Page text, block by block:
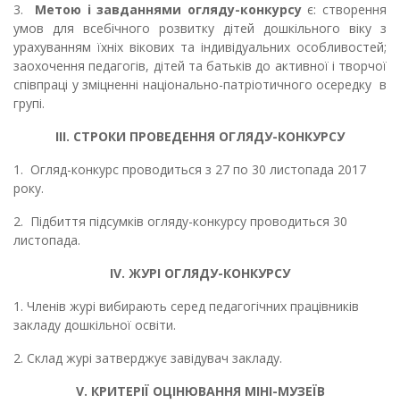
3.
Метою і завданнями огляду-конкурсує: створення
умов для всебічного розвитку дітей дошкільного віку з
урахуванням їхніх вікових та індивідуальних особливостей;
заохочення педагогів, дітей та батьків до активної і творчої
співпраці у зміцненні національно-патріотичного осередку в
групі.
ІІІ. СТРОКИ ПРОВЕДЕННЯ ОГЛЯДУ-КОНКУРСУ
1. Огляд-конкурс проводиться з 27 по 30 листопада 2017
року.
2. Підбиття підсумків огляду-конкурсу про­водиться 30
листопада.
IV. ЖУРІ ОГЛЯДУ-КОНКУРСУ
1. Членів журі вибирають серед педагогіч­них працівників
закладу дошкільної освіти.
2. Склад журі затверджує завідувач закладу.
V. КРИТЕРІЇ ОЦІНЮВАННЯ МІНІ-МУЗЕЇВ